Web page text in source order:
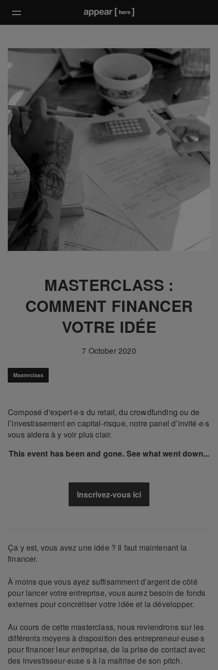
MASTERCLASS :
COMMENT FINANCER
VOTRE IDÉE
7 October 2020
Masterclass
Composé d'expert·e·s du retail, du crowdfunding ou de
l’investissement en capital-risque, notre panel d’invité·e·s
vous aidera à y voir plus clair.
This event has been and gone. See what went down...
Inscrivez-vous ici
Ça y est, vous avez une idée ? Il faut maintenant la
financer.
À moins que vous ayez suffisamment d’argent de côté
pour lancer votre entreprise, vous aurez besoin de fonds
externes pour concrétiser votre idée et la développer.
Au cours de cette masterclass, nous reviendrons sur les
différents moyens à disposition des entrepreneur·euse·s
pour financer leur entreprise, de la prise de contact avec
des investisseur·euse·s à la maîtrise de son pitch.